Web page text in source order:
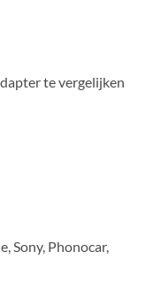
te vergelijken
Sony, Phonocar,